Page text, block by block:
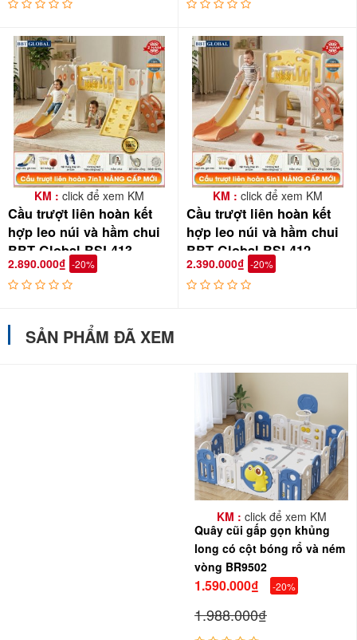
KM : click để xem KM
Cầu trượt liên hoàn kết
hợp leo núi và hầm chui
BBT Global BSL413
2.890.000₫ -20%
KM : click để xem KM
Cầu trượt liên hoàn kết
hợp leo núi và hầm chui
BBT Global BSL412
2.390.000₫ -20%
SẢN PHẨM ĐÃ XEM
KM : click để xem KM
Quây cũi gấp gọn khủng
long có cột bóng rổ và ném
vòng BR9502
1.590.000₫ -20%
1.988.000₫